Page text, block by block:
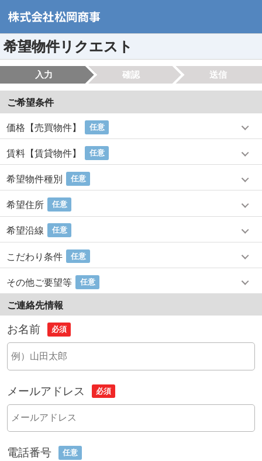
希望物件リクエスト
入力 確認 送信
ご希望条件
価格【売買物件】 任意
賃料【賃貸物件】 任意
希望物件種別 任意
希望住所 任意
希望沿線 任意
こだわり条件 任意
その他ご要望等 任意
ご連絡先情報
お名前 必須
メールアドレス 必須
電話番号 任意